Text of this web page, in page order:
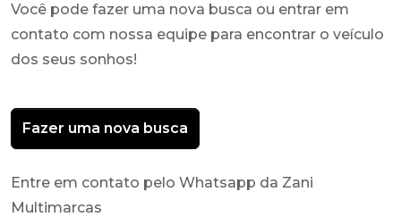
Você pode fazer uma nova busca ou entrar em
contato com nossa equipe para encontrar o veículo
dos seus sonhos!
Fazer uma nova busca
Entre em contato pelo Whatsapp da Zani
Multimarcas